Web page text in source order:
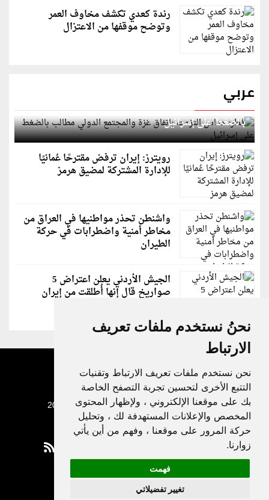
نحنُ نستخدم ملفات تعريف
الارتباط
نحن نستخدم ملفات تعريف الارتباط وتقنيات
التتبع الأخرى لتحسين تجربة التصفح الخاصة
بك على موقعنا الإلكتروني ، ولإظهار المحتوى
المخصص والإعلانات المستهدفة لك ، وتحليل
حركة المرور على موقعنا ، وفهم من أين يأتي
زوارنا.
فهمت
تغيير تفضيلاتي
رندة كعدي تكشف مخاوف العمر
وتوضح موقفها من الاعتزال
عربي
قطر: حماس التزمت باتفاق غزة والمجتمع الدولي مطالب
بالضغط على إسرائيل
رويترز: إيران ترفض مقترحًا عُمانيًا
للإدارة المشتركة لمضيق هرمز
واشنطن تحذر مواطنيها في العراق من
مخاطر أمنية واضطرابات في حركة
الطيران
الجيش الأردني يعلن اعتراض 5
صواريخ قال إنها أُطلقت من إيران
جميع الحقوق محفوظة لدنيا الوطن © 2003 - 2022
Privacy Policy